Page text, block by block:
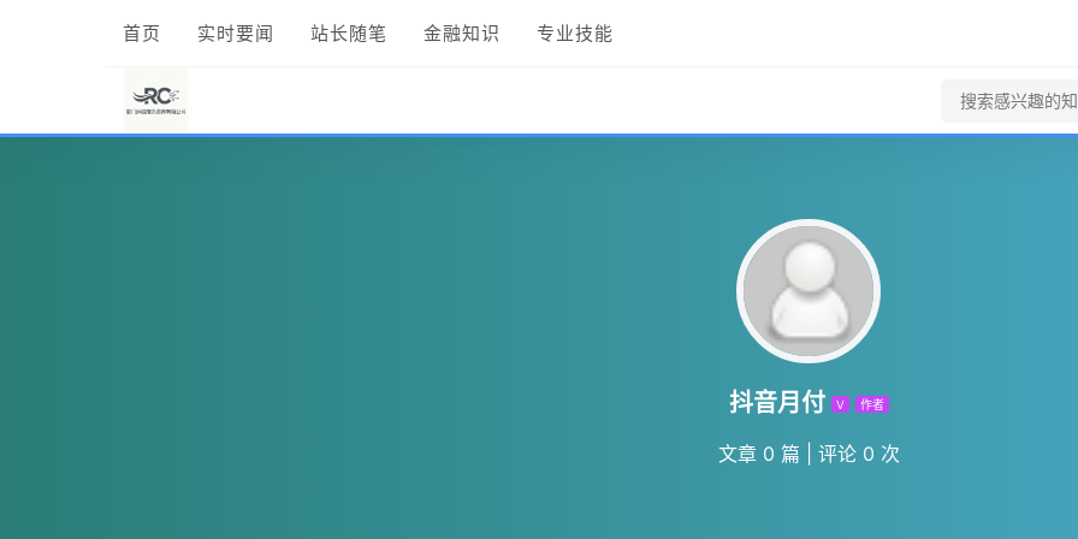
首页 实时要闻 站长随笔 金融知识 专业技能
抖音月付 V 作者
文章 0 篇 评论 0 次